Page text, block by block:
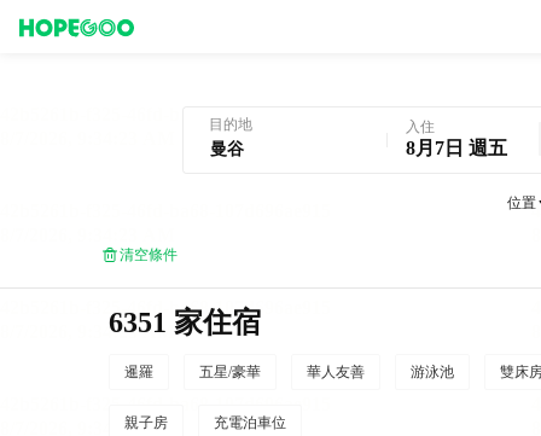
目的地 入住
8月7日 週五
位置
清空條件
6351 家住宿
暹羅 五星/豪華 華人友善 游泳池 雙床
親子房 充電泊車位